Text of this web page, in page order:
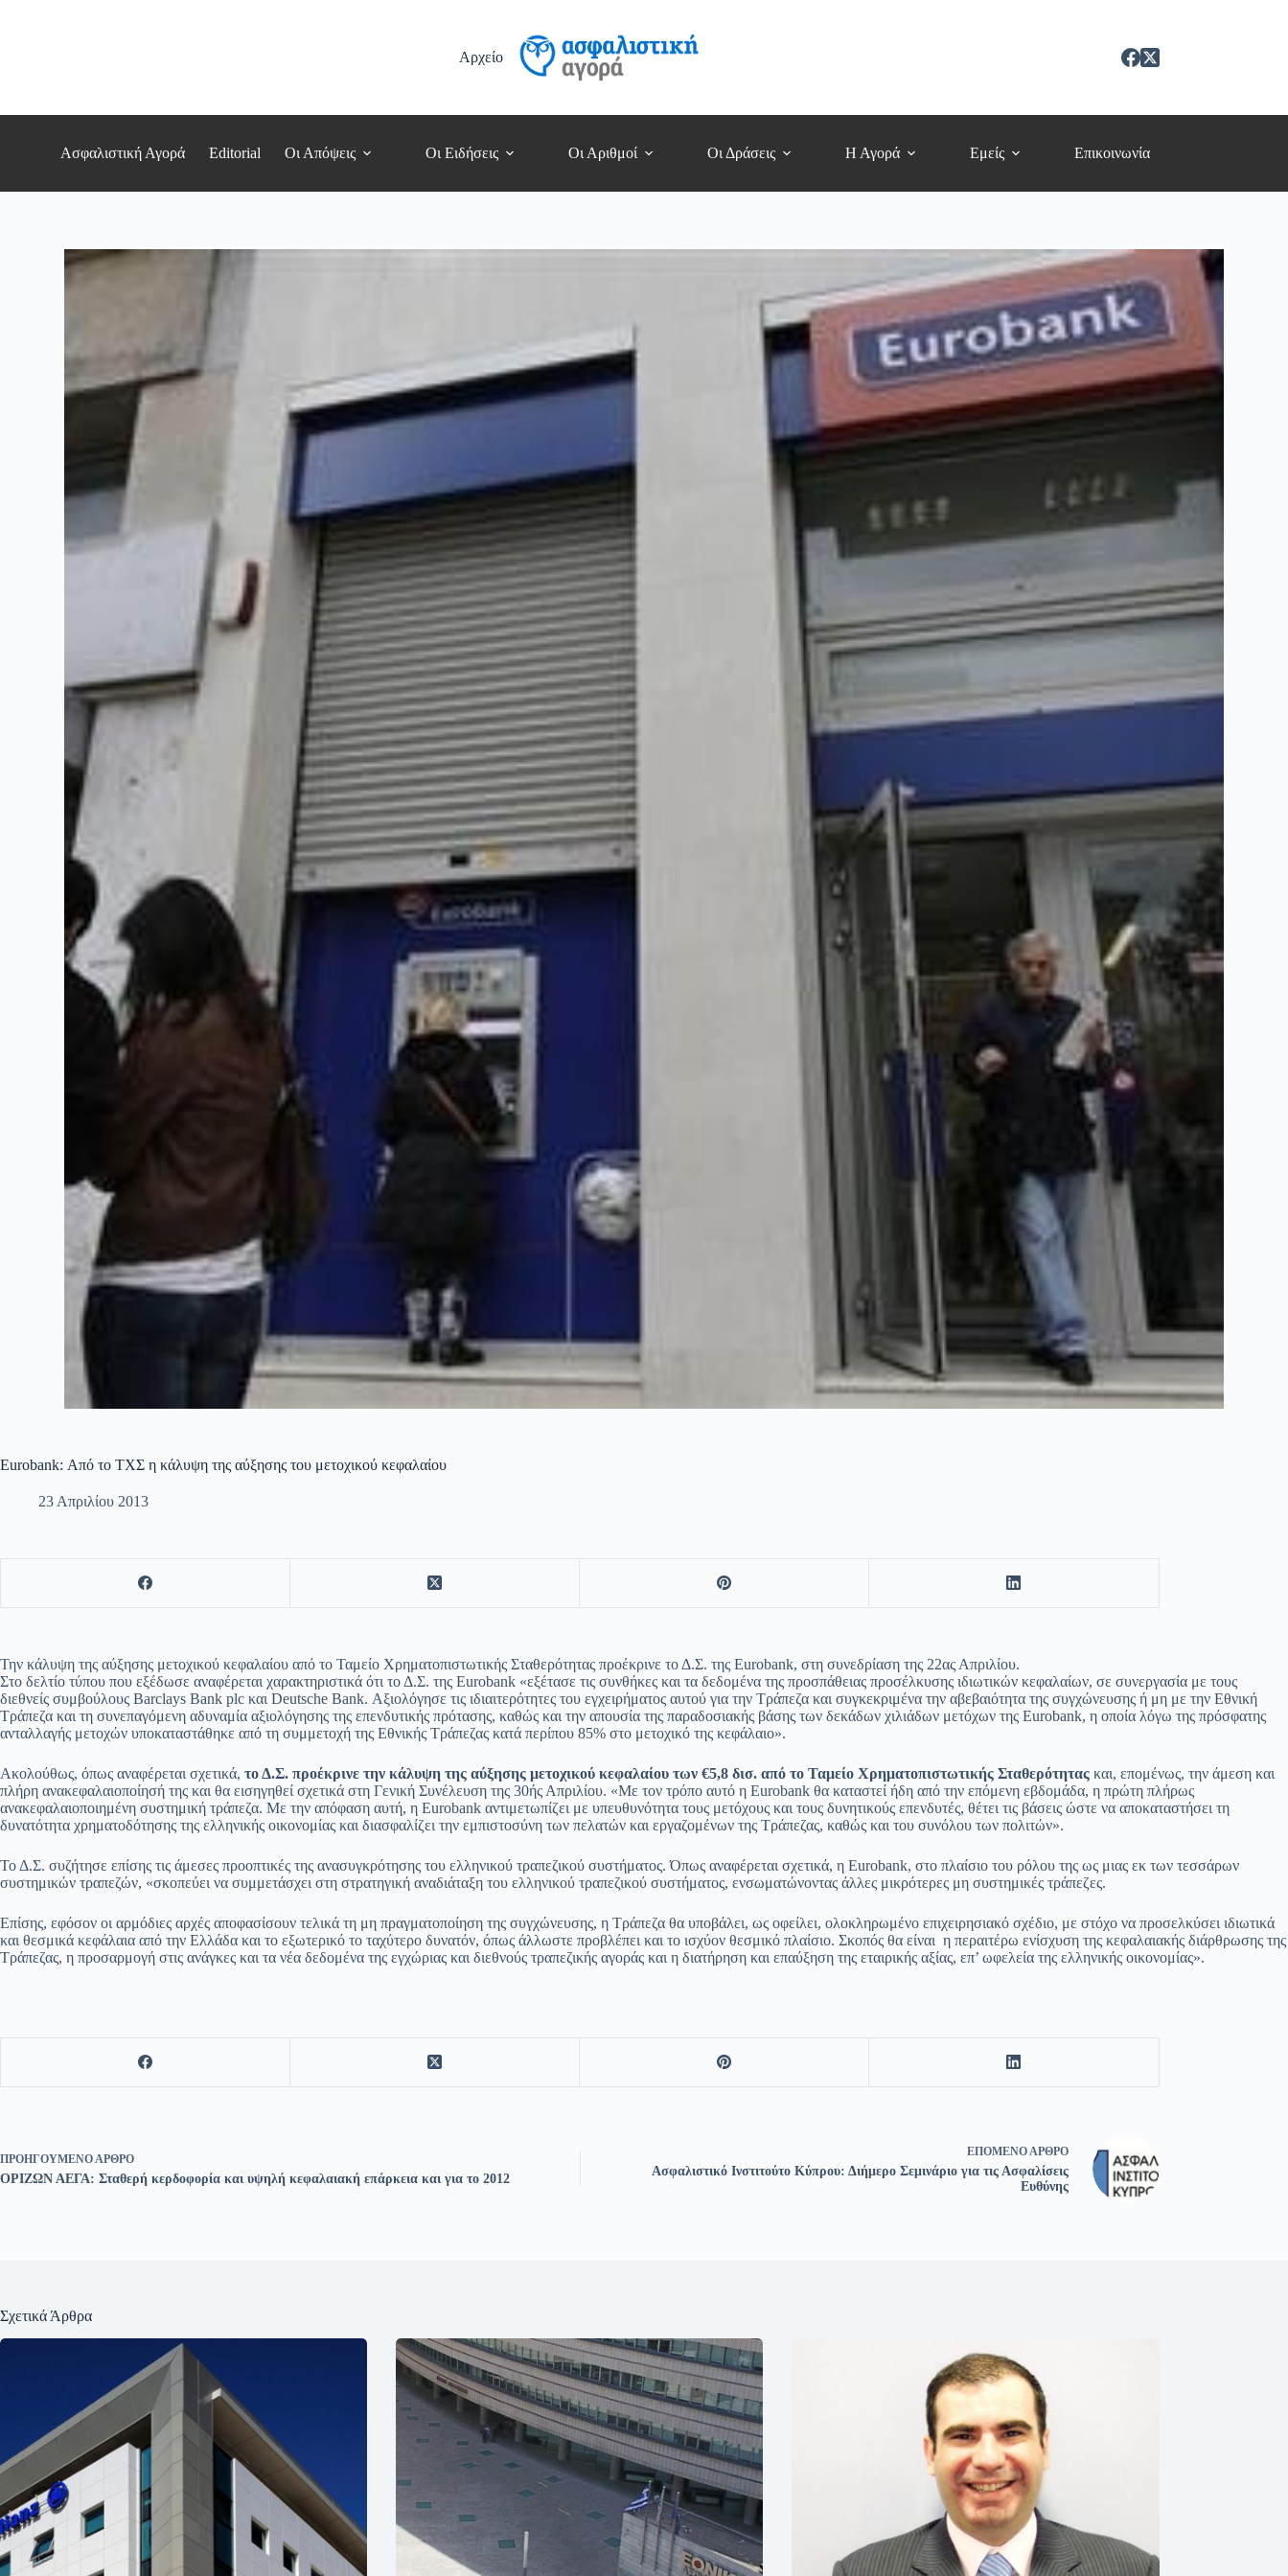
Αρχείο
Ασφαλιστική Αγορά Editorial Οι Απόψεις Οι Ειδήσεις Οι Αριθμοί Οι Δράσεις Η Αγορά Εμείς Επικοινωνία
Eurobank: Από το ΤΧΣ η κάλυψη της αύξησης του μετοχικού κεφαλαίου
23 Απριλίου 2013
Την κάλυψη της αύξησης μετοχικού κεφαλαίου από το Ταμείο Χρηματοπιστωτικής Σταθερότητας προέκρινε το Δ.Σ. της Eurobank, στη συνεδρίαση της 22ας Απριλίου.
Στο δελτίο τύπου που εξέδωσε αναφέρεται χαρακτηριστικά ότι το Δ.Σ. της Eurobank «εξέτασε τις συνθήκες και τα δεδομένα της προσπάθειας προσέλκυσης ιδιωτικών κεφαλαίων, σε συνεργασία με τους
διεθνείς συμβούλους Barclays Bank plc και Deutsche Bank. Αξιολόγησε τις ιδιαιτερότητες του εγχειρήματος αυτού για την Τράπεζα και συγκεκριμένα την αβεβαιότητα της συγχώνευσης ή μη με την Εθνική
Τράπεζα και τη συνεπαγόμενη αδυναμία αξιολόγησης της επενδυτικής πρότασης, καθώς και την απουσία της παραδοσιακής βάσης των δεκάδων χιλιάδων μετόχων της Eurobank, η οποία λόγω της πρόσφατης
ανταλλαγής μετοχών υποκαταστάθηκε από τη συμμετοχή της Εθνικής Τράπεζας κατά περίπου 85% στο μετοχικό της κεφάλαιο».
Ακολούθως, όπως αναφέρεται σχετικά, το Δ.Σ. προέκρινε την κάλυψη της αύξησης μετοχικού κεφαλαίου των €5,8 δισ. από το Ταμείο Χρηματοπιστωτικής Σταθερότητας και, επομένως, την άμεση και
πλήρη ανακεφαλαιοποίησή της και θα εισηγηθεί σχετικά στη Γενική Συνέλευση της 30ής Απριλίου. «Με τον τρόπο αυτό η Eurobank θα καταστεί ήδη από την επόμενη εβδομάδα, η πρώτη πλήρως
ανακεφαλαιοποιημένη συστημική τράπεζα. Με την απόφαση αυτή, η Eurobank αντιμετωπίζει με υπευθυνότητα τους μετόχους και τους δυνητικούς επενδυτές, θέτει τις βάσεις ώστε να αποκαταστήσει τη
δυνατότητα χρηματοδότησης της ελληνικής οικονομίας και διασφαλίζει την εμπιστοσύνη των πελατών και εργαζομένων της Τράπεζας, καθώς και του συνόλου των πολιτών».
Το Δ.Σ. συζήτησε επίσης τις άμεσες προοπτικές της ανασυγκρότησης του ελληνικού τραπεζικού συστήματος. Όπως αναφέρεται σχετικά, η Eurobank, στο πλαίσιο του ρόλου της ως μιας εκ των τεσσάρων
συστημικών τραπεζών, «σκοπεύει να συμμετάσχει στη στρατηγική αναδιάταξη του ελληνικού τραπεζικού συστήματος, ενσωματώνοντας άλλες μικρότερες μη συστημικές τράπεζες.
Επίσης, εφόσον οι αρμόδιες αρχές αποφασίσουν τελικά τη μη πραγματοποίηση της συγχώνευσης, η Τράπεζα θα υποβάλει, ως οφείλει, ολοκληρωμένο επιχειρησιακό σχέδιο, με στόχο να προσελκύσει ιδιωτικά
και θεσμικά κεφάλαια από την Ελλάδα και το εξωτερικό το ταχύτερο δυνατόν, όπως άλλωστε προβλέπει και το ισχύον θεσμικό πλαίσιο. Σκοπός θα είναι η περαιτέρω ενίσχυση της κεφαλαιακής διάρθρωσης της
Τράπεζας, η προσαρμογή στις ανάγκες και τα νέα δεδομένα της εγχώριας και διεθνούς τραπεζικής αγοράς και η διατήρηση και επαύξηση της εταιρικής αξίας, επ’ ωφελεία της ελληνικής οικονομίας».
ΠΡΟΗΓΟΎΜΕΝΟΆΡΘΡΟ
ΟΡΙΖΩΝ ΑΕΓΑ: Σταθερή κερδοφορία και υψηλή κεφαλαιακή επάρκεια και για το 2012
ΕΠΌΜΕΝΟΆΡΘΡΟ
Ασφαλιστικό Ινστιτούτο Κύπρου: Διήμερο Σεμινάριο για τις Ασφαλίσεις
Ευθύνης
Σχετικά Άρθρα